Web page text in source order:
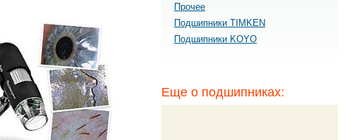
Прочее
Подшипники TIMKEN
Подшипники KOYO
Еще о подшипниках: